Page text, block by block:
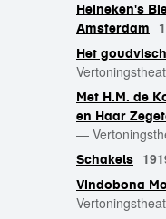
Heineken's
Amsterdam
Het
Met H.M. de
en Haar
—
Schakels
Vindobona